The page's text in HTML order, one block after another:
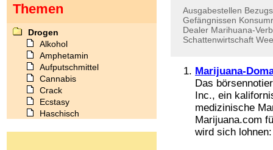
Ausgabestellen
Gefängnissen
Dealer Marihuana-
Schattenwirtschaft
Marijuana-
Das
Inc., ein
medizinische
Marijuana.com
wird sich
Themen
Drogen
Alkohol
Amphetamin
Aufputschmittel
Cannabis
Crack
Ecstasy
Haschisch